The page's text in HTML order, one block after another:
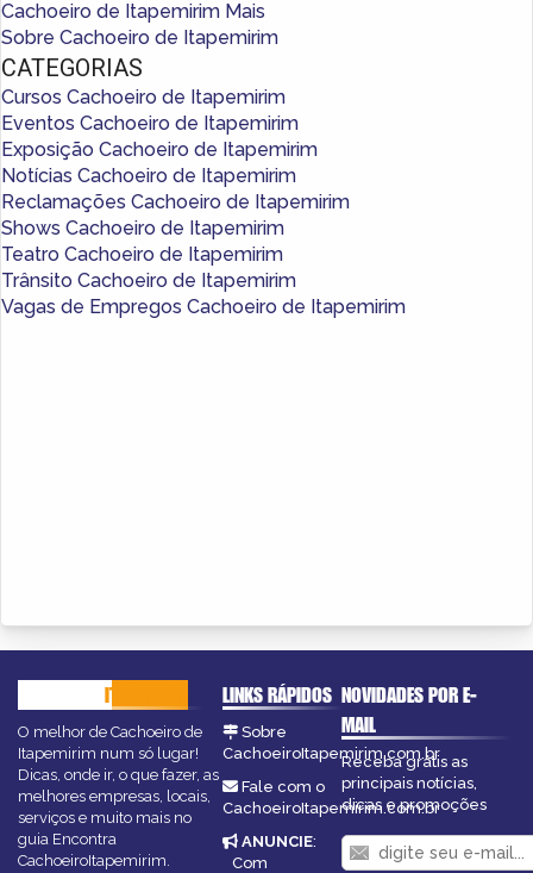
Cachoeiro de Itapemirim Mais
Sobre Cachoeiro de Itapemirim
CATEGORIAS
Cursos Cachoeiro de Itapemirim
Eventos Cachoeiro de Itapemirim
Exposição Cachoeiro de Itapemirim
Notícias Cachoeiro de Itapemirim
Reclamações Cachoeiro de Itapemirim
Shows Cachoeiro de Itapemirim
Teatro Cachoeiro de Itapemirim
Trânsito Cachoeiro de Itapemirim
Vagas de Empregos Cachoeiro de Itapemirim
ITAPEMIRIM
O melhor de Cachoeiro de
Itapemirim num só lugar!
Dicas, onde ir, o que fazer, as
melhores empresas, locais,
serviços e muito mais no
guia Encontra
CachoeiroItapemirim.
LINKS RÁPIDOS
Sobre
CachoeiroItapemirim.com.br
Fale com o
CachoeiroItapemirim.com.br
ANUNCIE:
Com
NOVIDADES POR E-
MAIL
Receba grátis as
principais notícias,
dicas e promoções